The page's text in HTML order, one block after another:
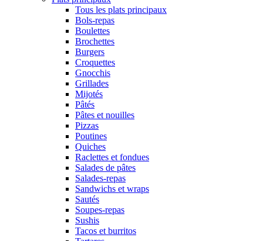
Tous les plats principaux
Bols-repas
Boulettes
Brochettes
Burgers
Croquettes
Gnocchis
Grillades
Mijotés
Pâtés
Pâtes et nouilles
Pizzas
Poutines
Quiches
Raclettes et fondues
Salades de pâtes
Salades-repas
Sandwichs et wraps
Sautés
Soupes-repas
Sushis
Tacos et burritos